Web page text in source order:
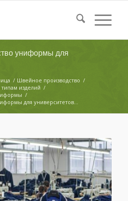
униформы для
/ Швейное производство /
изделий /
/
для университетов...